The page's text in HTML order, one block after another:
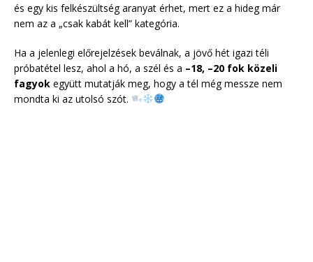
és egy kis felkészültség aranyat érhet, mert ez a hideg már
nem az a „csak kabát kell” kategória.
Ha a jelenlegi előrejelzések beválnak, a jövő hét igazi téli
próbatétel lesz, ahol a hó, a szél és a –18, –20 fok közeli
fagyok együtt mutatják meg, hogy a tél még messze nem
mondta ki az utolsó szót.